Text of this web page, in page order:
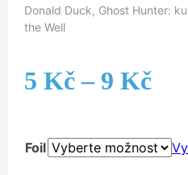
Donald Duck, Ghost Hunter:
the Well
5 Kč – 9 Kč
5
Foil